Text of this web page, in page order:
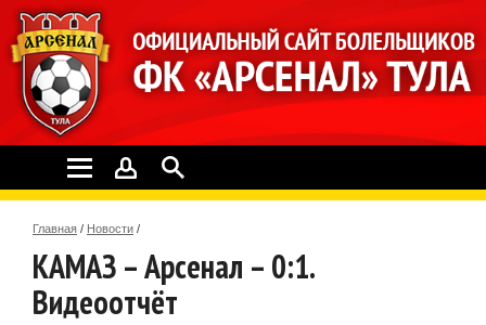
Главная / Новости /
КАМАЗ – Арсенал – 0:1.
Видеоотчёт